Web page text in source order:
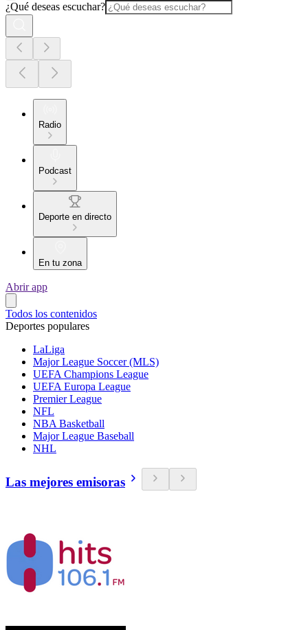
¿Qué deseas escuchar?
Radio
Podcast
Deporte en directo
En tu zona
Abrir app
Todos los contenidos
Deportes populares
LaLiga
Major League Soccer (MLS)
UEFA Champions League
UEFA Europa League
Premier League
NFL
NBA Basketball
Major League Baseball
NHL
Las mejores emisoras